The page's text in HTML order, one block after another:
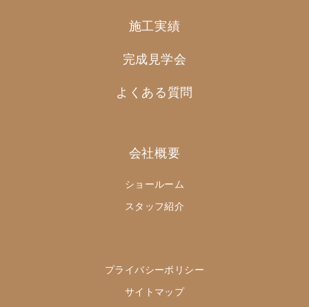
施工実績
完成見学会
よくある質問
会社概要
ショールーム
スタッフ紹介
プライバシーポリシー
サイトマップ